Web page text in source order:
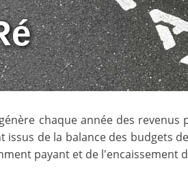
chaque année des revenus
issus de la balance des budgets
payant et de l'encaissement